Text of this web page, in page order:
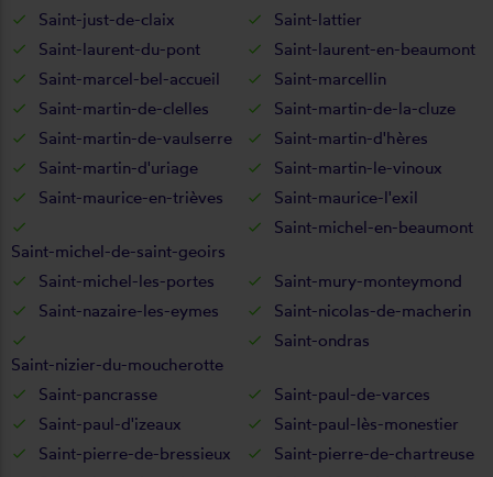
Saint-just-de-claix
Saint-lattier
Saint-laurent-du-pont
Saint-laurent-en-beaumont
Saint-marcel-bel-accueil
Saint-marcellin
Saint-martin-de-clelles
Saint-martin-de-la-cluze
Saint-martin-de-vaulserre
Saint-martin-d'hères
Saint-martin-d'uriage
Saint-martin-le-vinoux
Saint-maurice-en-trièves
Saint-maurice-l'exil
Saint-michel-de-saint-geoirs
Saint-michel-en-beaumont
Saint-michel-les-portes
Saint-mury-monteymond
Saint-nazaire-les-eymes
Saint-nicolas-de-macherin
Saint-nizier-du-moucherotte
Saint-ondras
Saint-pancrasse
Saint-paul-de-varces
Saint-paul-d'izeaux
Saint-paul-lès-monestier
Saint-pierre-de-bressieux
Saint-pierre-de-chartreuse